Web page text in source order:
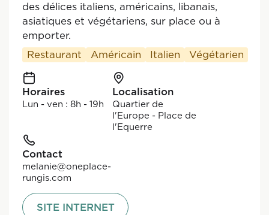
des délices italiens, américains, libanais,
asiatiques et végétariens, sur place ou à
emporter.
Restaurant
Américain Italien Végétarien
Horaires
Lun - ven : 8h - 19h
Localisation
Quartier de
l'Europe - Place de
l'Equerre
Contact
melanie@oneplace-
rungis.com
SITE INTERNET